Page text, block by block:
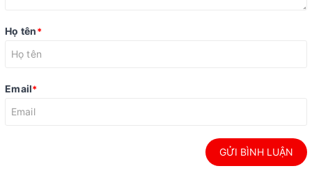
Họ tên*
Email*
GỬI BÌNH LUẬN